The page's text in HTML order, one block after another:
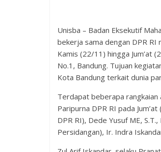
Unisba – Badan Eksekutif
bekerja sama dengan DPR RI
Kamis (22/11) hingga Jum’at
No.1, Bandung. Tujuan
Kota Bandung terkait dunia
Terdapat beberapa rangkaian
Paripurna DPR RI pada
DPR RI), Dede Yusuf ME,
Persidangan), Ir. Indra